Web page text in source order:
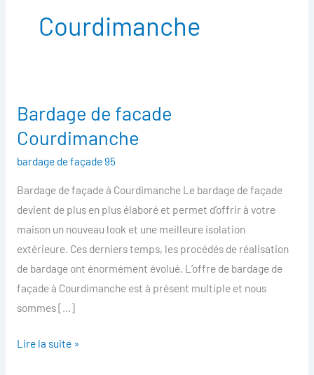
Courdimanche
Bardage de facade
Courdimanche
bardage de façade 95
Bardage de façade à Courdimanche Le bardage de façade
devient de plus en plus élaboré et permet d’offrir à votre
maison un nouveau look et une meilleure isolation
extérieure. Ces derniers temps, les procédés de réalisation
de bardage ont énormément évolué. L’offre de bardage de
façade à Courdimanche est à présent multiple et nous
sommes […]
Bardage
de
facade
Courdimanche
Lire la suite »